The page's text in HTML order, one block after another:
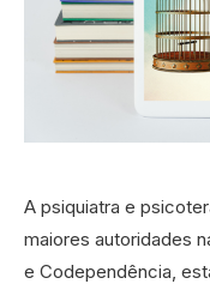
A psiquiatra e
maiores autoridades
e Codependência,